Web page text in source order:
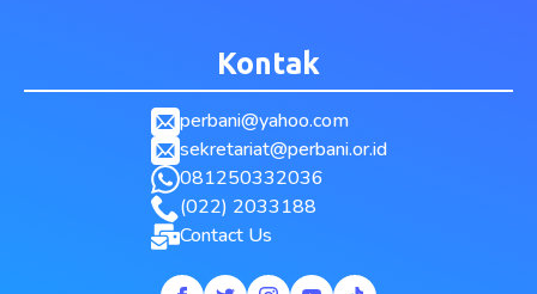
Kontak
perbani@yahoo.com
sekretariat@perbani.or.id
081250332036
(022) 2033188
Contact Us